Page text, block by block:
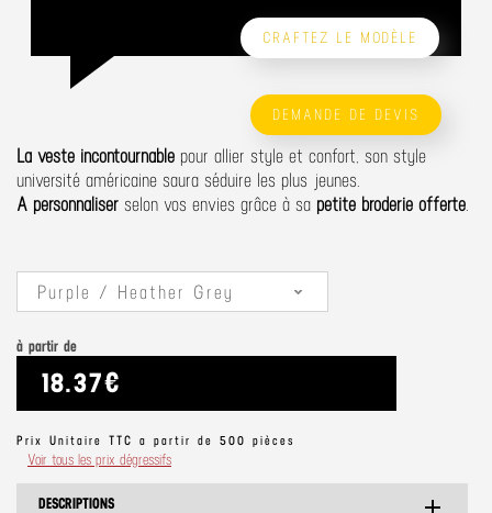
CRAFTEZ LE MODÈLE
DEMANDE DE DEVIS
La veste incontournable pour allier style et confort, son style
université américaine saura séduire les plus jeunes.
A personnaliser selon vos envies grâce à sa petite broderie offerte.
Purple / Heather Grey
à partir de
18.37€
Prix Unitaire TTC a partir de 500 pièces
Voir tous les prix dégressifs
DESCRIPTIONS add